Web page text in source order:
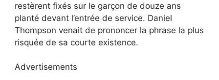
restèrent fixés sur le garçon de douze ans
planté devant l’entrée de service. Daniel
Thompson venait de prononcer la phrase la plus
risquée de sa courte existence.
Advertisements